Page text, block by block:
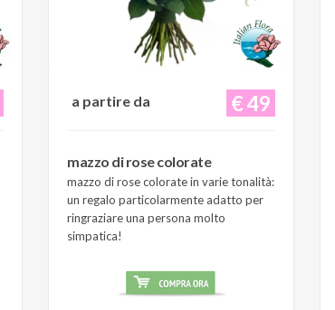
€ 49
a partire da
mazzo di rose colorate
mazzo di rose colorate in varie tonalità:
un regalo particolarmente adatto per
ringraziare una persona molto
simpatica!